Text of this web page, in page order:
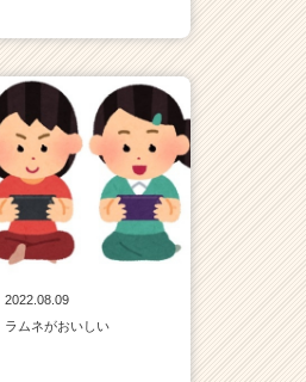
2022.08.09
ラムネがおいしい